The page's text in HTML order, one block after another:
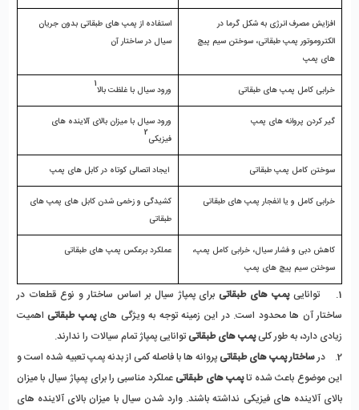
های پمپ
سیال در ساختار آن
خرابی کامل پمپ های طبقاتی ورود سیال با غلظت بالا1
گیر کردن پروانه های پمپ
فیزیکی2
سوختن کامل پمپ طبقاتی ایجاد اتصالی کوتاه در کابل های پمپ
خرابی کامل و یا انفجار پمپ های طبقاتی
طبقاتی
سوختن سیم پیچ های پمپ
عملکرد برعکس پمپ های طبقاتی
1.    توانایی پمپ های طبقاتی
ساختار آن ها محدود است. در این زمینه توجه به ویژگی های پمپ طبقاتی
زیادی دارد، به طور کلی پمپ های طبقاتی توانایی پمپاژ تمام سیالات را ندارند.
2.    در
ساختار پمپ های طبقاتی
این موضوع باعث شده تا پمپ های طبقاتی